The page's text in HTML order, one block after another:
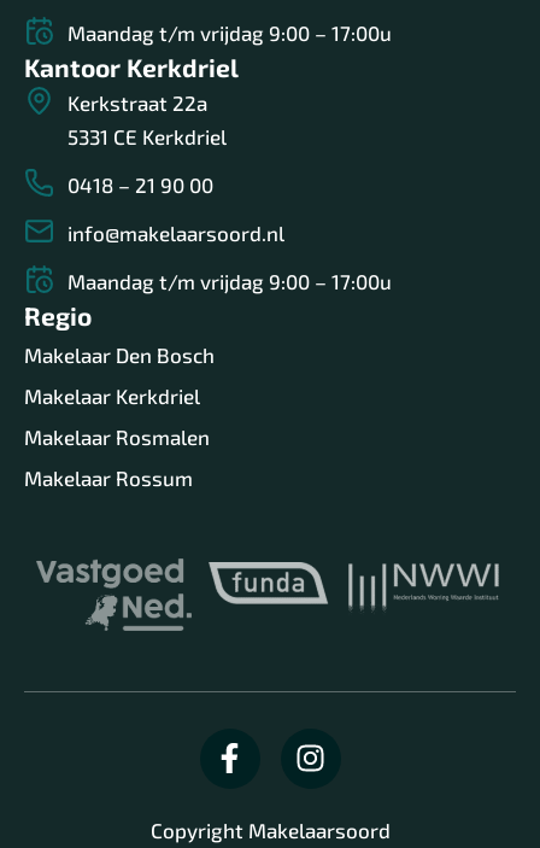
Maandag t/m vrijdag 9:00 – 17:00u
Kantoor Kerkdriel
Kerkstraat 22a
5331 CE Kerkdriel
0418 – 21 90 00
info@makelaarsoord.nl
Maandag t/m vrijdag 9:00 – 17:00u
Regio
Makelaar Den Bosch
Makelaar Kerkdriel
Makelaar Rosmalen
Makelaar Rossum
Copyright Makelaarsoord